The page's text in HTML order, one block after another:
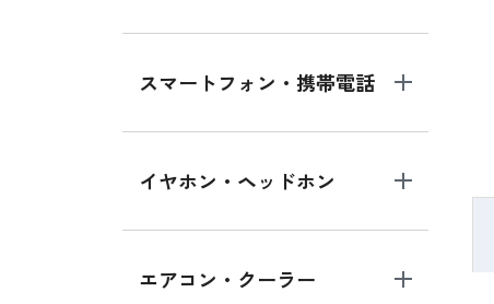
スマートフォン・携帯電話
イヤホン・ヘッドホン
エアコン・クーラー